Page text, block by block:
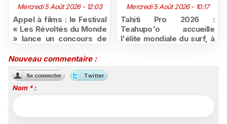
Mercredi 5 Août 2026 - 12:03
Appel à films : le Festival
« Les Révoltés du Monde
» lance un concours de
jeunes ultramarins
Mercredi 5 Août 2026 - 10:17
Tahiti Pro 2026 :
Teahupo'o accueille
l'élite mondiale du surf, à
Nouveau commentaire :
Nom * :